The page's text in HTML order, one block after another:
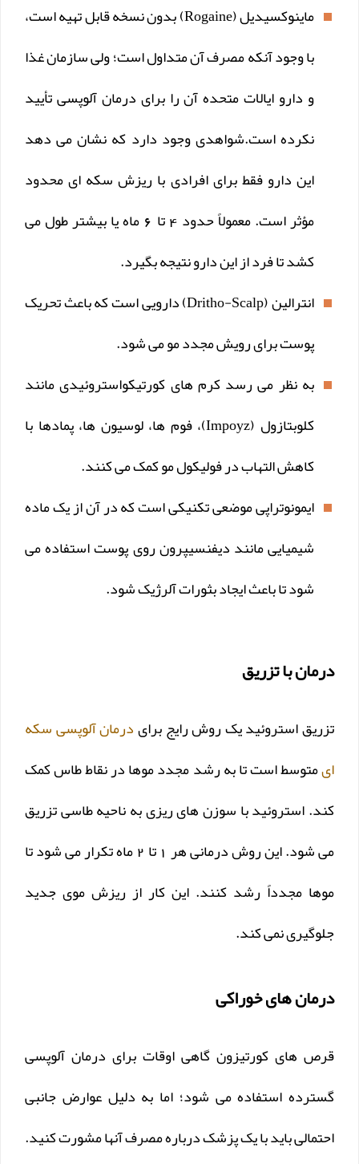
ماینوکسیدیل (Rogaine) بدون نسخه قابل تهیه است،
با وجود آنکه مصرف آن متداول است؛ ولی سازمان غذا
و دارو ایالات متحده آن را برای درمان آلوپسی تأیید
نکرده است.شواهدی وجود دارد که نشان می دهد
این دارو فقط برای افرادی با ریزش سکه ای محدود
مؤثر است. معمولاً حدود 4 تا 6 ماه یا بیشتر طول می
کشد تا فرد از این دارو نتیجه بگیرد.
انترالین (Dritho-Scalp) دارویی است که باعث تحریک
پوست برای رویش مجدد مو می شود.
به نظر می رسد کرم های کورتیکواستروئیدی مانند
کلوبتازول (Impoyz)، فوم ها، لوسیون ها، پمادها با
کاهش التهاب در فولیکول مو کمک می کنند.
ایمونوتراپی موضعی تکنیکی است که در آن از یک ماده
شیمیایی مانند دیفنسیپرون روی پوست استفاده می
شود تا باعث ایجاد بثورات آلرژیک شود.
درمان با تزریق
تزریق استروئید یک روش رایج برایدرمان آلوپسی سکه
ایمتوسط است تا به رشد مجدد موها در نقاط طاس کمک
کند. استروئید با سوزن های ریزی به ناحیه طاسی تزریق
می شود. این روش درمانی هر 1 تا 2 ماه تکرار می شود تا
موها مجدداً رشد کنند. این کار از ریزش موی جدید
جلوگیری نمی کند.
درمان های خوراکی
قرص های کورتیزون گاهی اوقات برای درمان آلوپسی
گسترده استفاده می شود؛ اما به دلیل عوارض جانبی
احتمالی باید با یک پزشک درباره مصرف آنها مشورت کنید.